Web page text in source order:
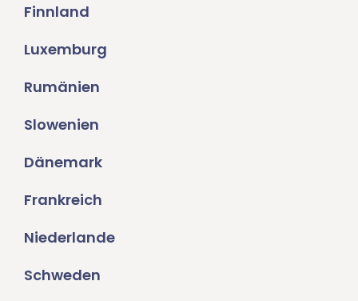
Finnland
Luxemburg
Rumänien
Slowenien
Dänemark
Frankreich
Niederlande
Schweden